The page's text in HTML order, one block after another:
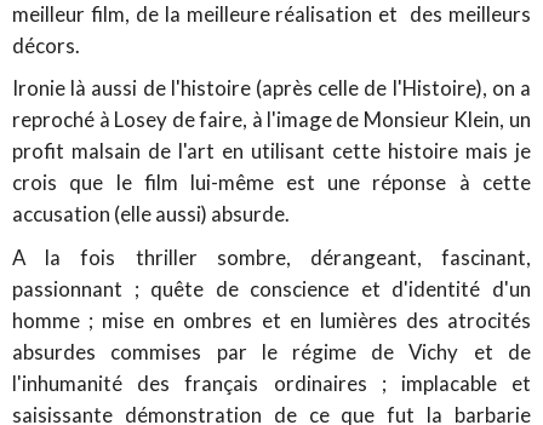
meilleur film, de la meilleure réalisation et des meilleurs
décors.
Ironie là aussi de l'histoire (après celle de l'Histoire), on a
reproché à Losey de faire, à l'image de Monsieur Klein, un
profit malsain de l'art en utilisant cette histoire mais je
crois que le film lui-même est une réponse à cette
accusation (elle aussi) absurde.
A la fois thriller sombre, dérangeant, fascinant,
passionnant ; quête de conscience et d'identité d'un
homme ; mise en ombres et en lumières des atrocités
absurdes commises par le régime de Vichy et de
l'inhumanité des français ordinaires ; implacable et
saisissante démonstration de ce que fut la barbarie